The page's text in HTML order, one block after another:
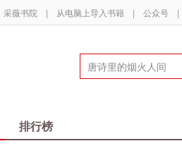
采薇书院 | 从电脑上导入书籍 | 公众号 |
排行榜